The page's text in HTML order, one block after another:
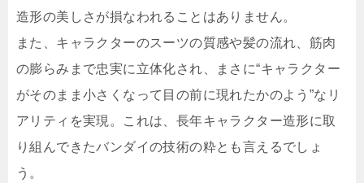
造形の美しさが損なわれることはありません。
また、キャラクターのスーツの質感や髪の流れ、筋肉
の膨らみまで忠実に立体化され、まさに“キャラクター
がそのまま小さくなって目の前に現れたかのよう”なリ
アリティを実現。これは、長年キャラクター造形に取
り組んできたバンダイの技術の粋とも言えるでしょ
う。